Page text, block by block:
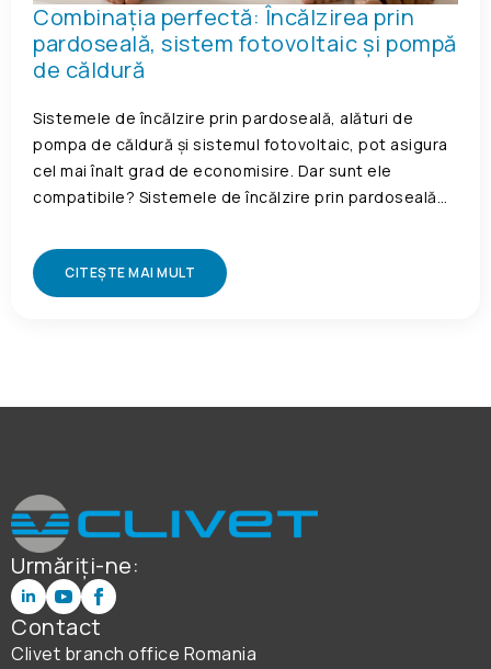
Combinația perfectă: Încălzirea prin
pardoseală, sistem fotovoltaic și pompă
de căldură
Sistemele de încălzire prin pardoseală, alături de
pompa de căldură și sistemul fotovoltaic, pot asigura
cel mai înalt grad de economisire. Dar sunt ele
compatibile? Sistemele de încălzire prin pardoseală…
CITEȘTE MAI MULT
Urmăriți-ne:
Contact
Clivet branch office Romania